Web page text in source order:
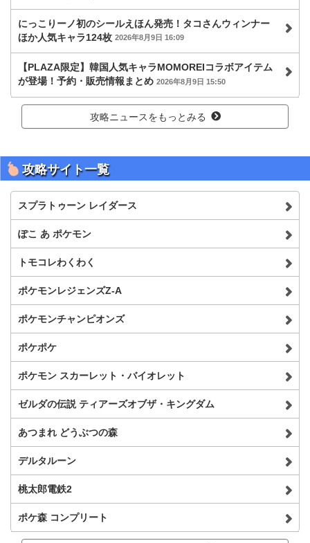
にっこりーノ初のシールえほん発売！タコさんウィンナー
ほか人気キャラ124枚 2026年8月9日 16:09
【PLAZA限定】韓国人気キャラMOMOREIコラボアイテム
が登場！予約・販売情報まとめ 2026年8月9日 15:50
攻略ニュースをもっとみる
攻略サイト一覧
スプラトゥーン レイダース
ぽこ あ ポケモン
トモコレわくわく
ポケモンレジェンズZ-A
ポケモンチャンピオンズ
ポケポケ
ポケモン スカーレット・バイオレット
ゼルダの伝説 ティアーズオブザ・キングダム
あつまれ どうぶつの森
デルタルーン
桃太郎電鉄2
ポケ森 コンプリート